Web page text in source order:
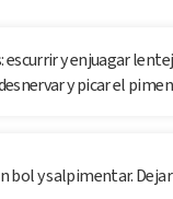
escurrir y enjuagar
y picar el
bol y salpimentar.